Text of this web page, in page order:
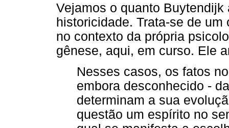
Vejamos o quanto
historicidade. Trata-se de
no contexto da própria
gênese, aqui, em curso. Ele
Nesses casos, os fatos
embora desconhecido -
determinam a sua
questão um espírito no